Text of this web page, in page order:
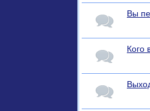
Вы
Кого